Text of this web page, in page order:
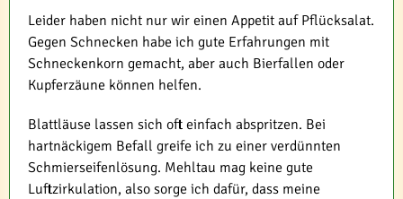
Leider haben nicht nur wir einen Appetit auf Pflücksalat.
Gegen Schnecken habe ich gute Erfahrungen mit
Schneckenkorn gemacht, aber auch Bierfallen oder
Kupferzäune können helfen.
Blattläuse lassen sich oft einfach abspritzen. Bei
hartnäckigem Befall greife ich zu einer verdünnten
Schmierseifenlösung. Mehltau mag keine gute
Luftzirkulation, also sorge ich dafür, dass meine